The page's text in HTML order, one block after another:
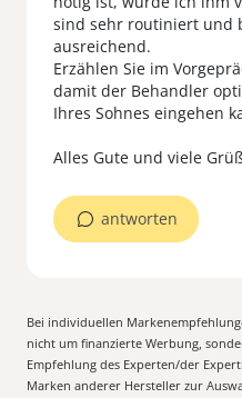
sind sehr routiniert und
ausreichend.
Erzählen Sie im
damit der Behandler
Ihres Sohnes eingehen
Alles Gute und viele
antworten
Bei individuellen
nicht um finanzierte Werbung,
Empfehlung des Experten/der
Marken anderer Hersteller zur